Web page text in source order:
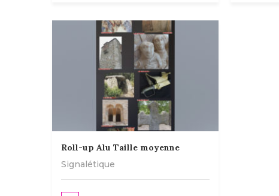
Roll-up Alu Taille moyenne
Signalétique